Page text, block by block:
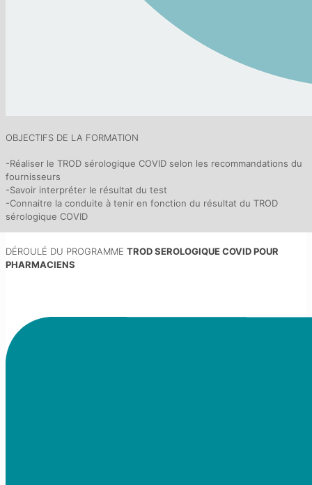
OBJECTIFS DE LA FORMATION
-Réaliser le TROD sérologique COVID selon les recommandations du
fournisseurs
-Savoir interpréter le résultat du test
-Connaitre la conduite à tenir en fonction du résultat du TROD
sérologique COVID
DÉROULÉ DU PROGRAMME TROD SEROLOGIQUE COVID POUR
PHARMACIENS